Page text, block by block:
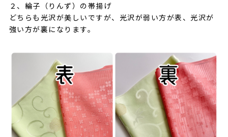
２、綸子（りんず）の帯揚げ
どちらも光沢が美しいですが、光沢が弱い方が表、光沢が
強い方が裏になります。